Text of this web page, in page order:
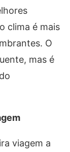
clima é mais
O
mas é
viagem a